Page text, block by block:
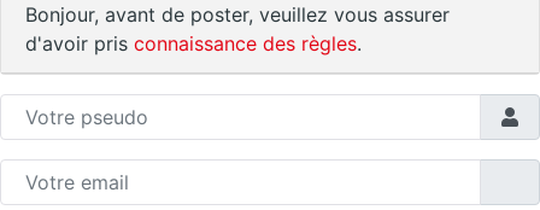
Bonjour, avant de poster, veuillez vous assurer
d'avoir pris connaissance des règles.